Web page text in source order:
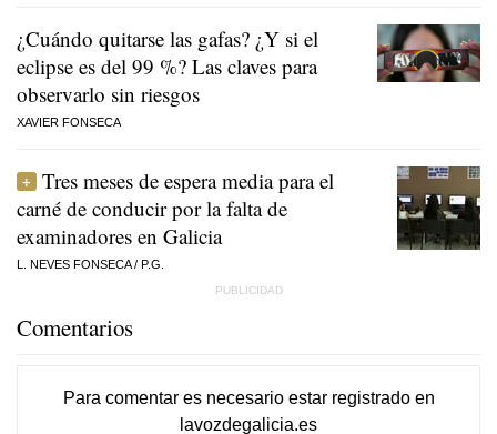
¿Cuándo quitarse las gafas? ¿Y si el
eclipse es del 99 %? Las claves para
observarlo sin riesgos
XAVIER FONSECA
Tres meses de espera media para el
carné de conducir por la falta de
examinadores en Galicia
L. NEVES FONSECA/ P.G.
Comentarios
Para comentar es necesario estar registradoen
lavozdegalicia.es